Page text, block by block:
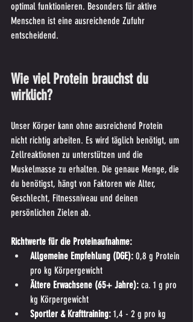
optimal funktionieren. Besonders für aktive
Menschen ist eine ausreichende Zufuhr
entscheidend.
Wie viel Protein brauchst du
wirklich?
Unser Körper kann ohne ausreichend Protein
nicht richtig arbeiten. Es wird täglich benötigt, um
Zellreaktionen zu unterstützen und die
Muskelmasse zu erhalten. Die genaue Menge, die
du benötigst, hängt von Faktoren wie Alter,
Geschlecht, Fitnessniveau und deinen
persönlichen Zielen ab.
Richtwerte für die Proteinaufnahme:
Allgemeine Empfehlung (DGE): 0,8 g Protein
pro kg Körpergewicht
Ältere Erwachsene (65+ Jahre): ca. 1 g pro
kg Körpergewicht
Sportler & Krafttraining: 1,4 - 2 g pro kg